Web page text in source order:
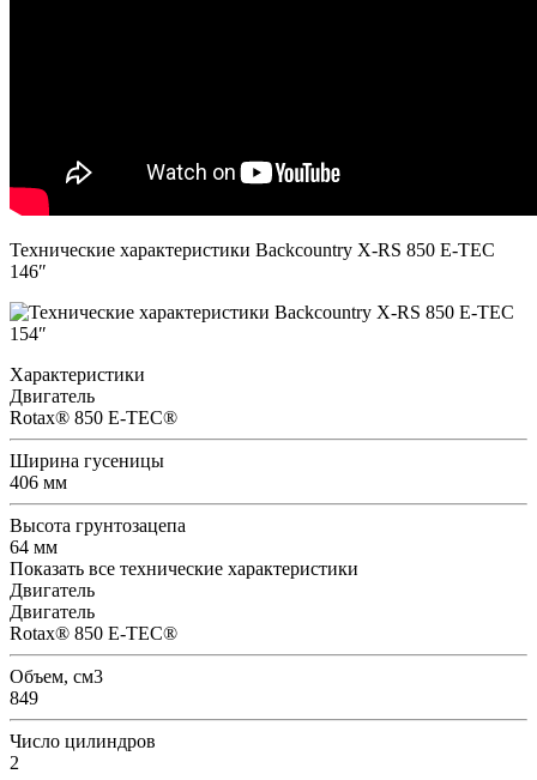
Технические характеристики Backcountry X-RS 850 E-TEC
146″
Характеристики
Двигатель
Rotax® 850 E-TEC®
Ширина гусеницы
406 мм
Высота грунтозацепа
64 мм
Показать все технические характеристики
Двигатель
Двигатель
Rotax® 850 E-TEC®
Объем, см3
849
Число цилиндров
2